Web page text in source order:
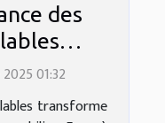
des
01:32
transforme